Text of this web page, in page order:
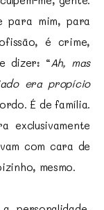
para mim, para
é crime,
dizer: “Ah, mas
era propício
É de família.
exclusivamente
com cara de
mesmo.